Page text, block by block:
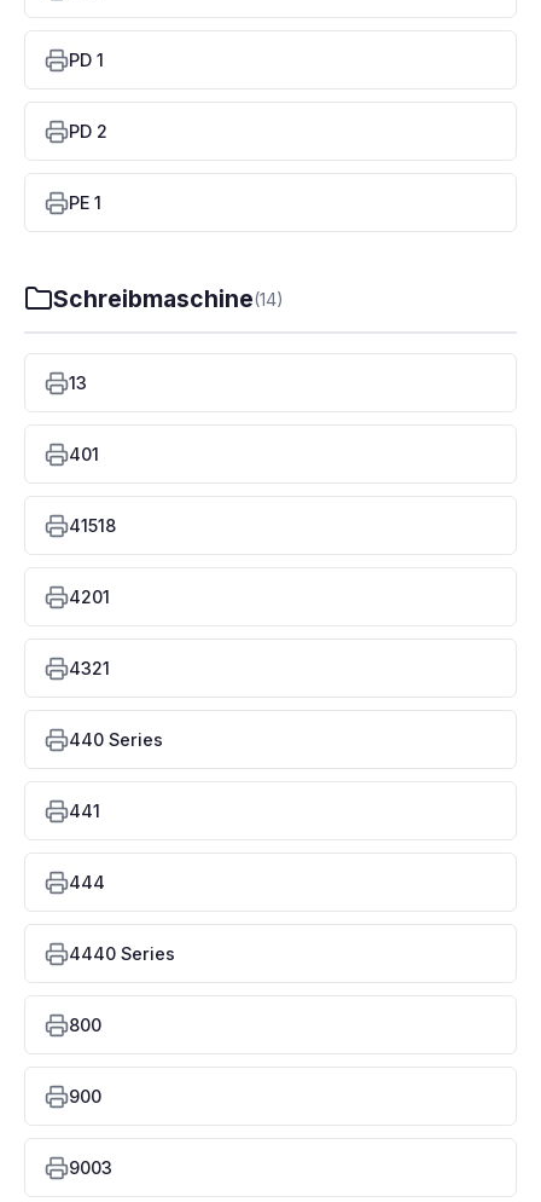
PD 1
PD 2
PE 1
Schreibmaschine(14)
13
401
41518
4201
4321
440 Series
441
444
4440 Series
800
900
9003